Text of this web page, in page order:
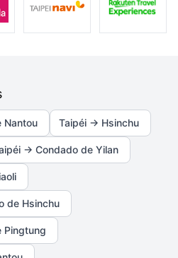
Nantou Taipéi → Hsinchu
→ Condado de Yilan
de Hsinchu
Pingtung